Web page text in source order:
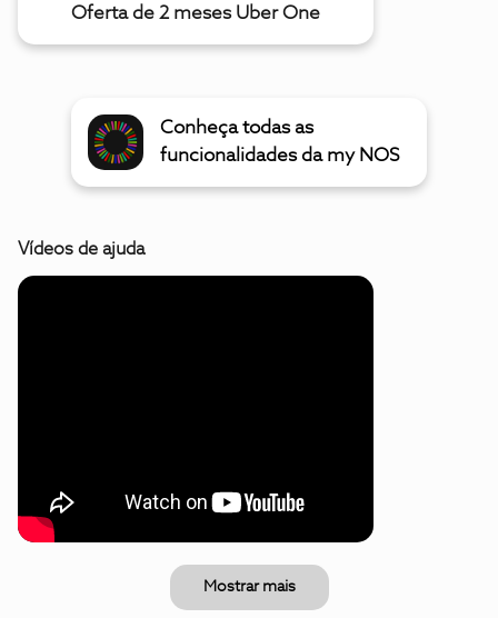
Oferta de 2 meses Uber One
Conheça todas as
funcionalidades da my NOS
Vídeos de ajuda
Mostrar mais